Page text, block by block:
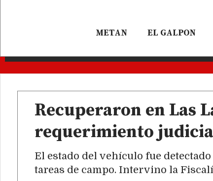
METAN EL GALPON
Recuperaron en Las
requerimiento
El estado del vehículo fue
tareas de campo. Intervino la